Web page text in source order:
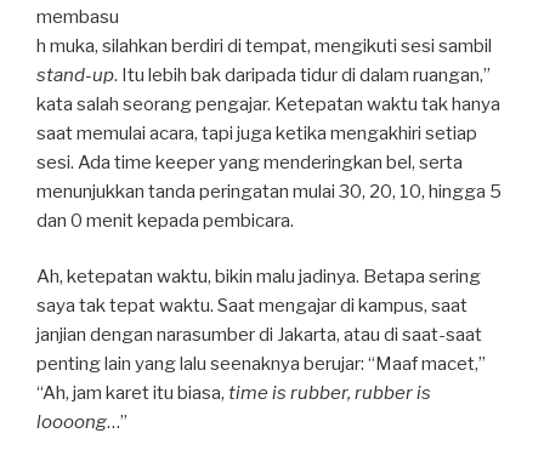
membasu
h muka, silahkan berdiri di tempat, mengikuti sesi sambil
stand-up. Itu lebih bak daripada tidur di dalam ruangan,”
kata salah seorang pengajar. Ketepatan waktu tak hanya
saat memulai acara, tapi juga ketika mengakhiri setiap
sesi. Ada time keeper yang menderingkan bel, serta
menunjukkan tanda peringatan mulai 30, 20, 10, hingga 5
dan 0 menit kepada pembicara.
Ah, ketepatan waktu, bikin malu jadinya. Betapa sering
saya tak tepat waktu. Saat mengajar di kampus, saat
janjian dengan narasumber di Jakarta, atau di saat-saat
penting lain yang lalu seenaknya berujar: “Maaf macet,”
“Ah, jam karet itu biasa, time is rubber, rubber is
loooong…”